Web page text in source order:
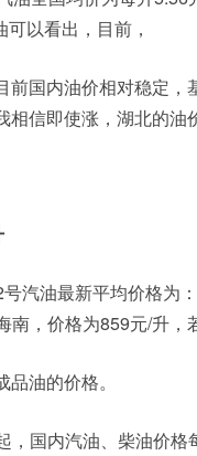
以看出，目前，
前国内油价相对稳定
信即使涨，湖北的油
汽油最新平均价格为
南，价格为859元/升
油的价格。
，国内汽油、柴油价